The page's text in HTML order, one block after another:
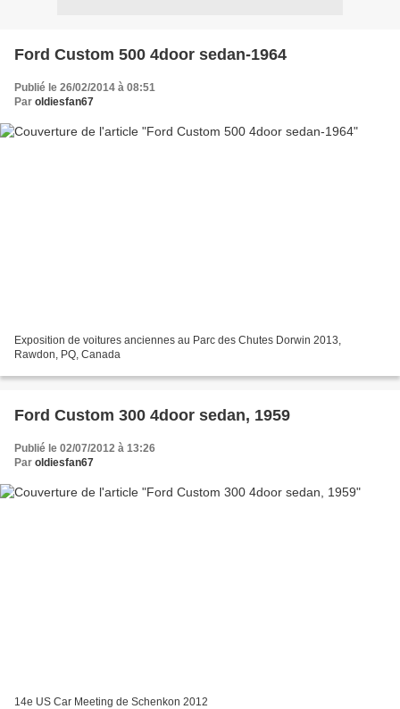
Ford Custom 500 4door sedan-1964
Publié le 26/02/2014 à 08:51
Par oldiesfan67
Exposition de voitures anciennes au Parc des Chutes Dorwin 2013,
Rawdon, PQ, Canada
Ford Custom 300 4door sedan, 1959
Publié le 02/07/2012 à 13:26
Par oldiesfan67
14e US Car Meeting de Schenkon 2012